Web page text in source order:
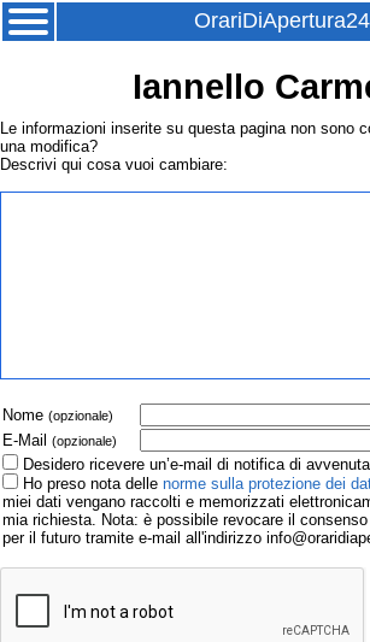
OrariDiApertura24
Iannello
Le informazioni inserite su questa pagina non sono
una modifica?
Descrivi qui cosa vuoi cambiare:
Nome (opzionale)
E-Mail (opzionale)
Desidero ricevere un’e-mail di notifica di
Ho preso nota delle norme sulla protezione dei
miei dati vengano raccolti e memorizzati
mia richiesta. Nota: è possibile revocare il
per il futuro tramite e-mail all'indirizzo